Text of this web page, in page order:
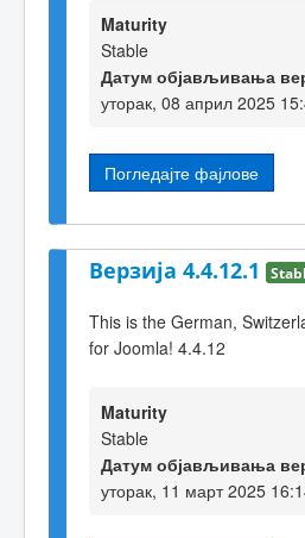
Maturity
Stable
Датум објављивања
уторак, 08 април 2025
Погледајте фајлове
Верзија 4.4.12.1
This is the German,
for Joomla! 4.4.12
Maturity
Stable
Датум објављивања
уторак, 11 март 2025